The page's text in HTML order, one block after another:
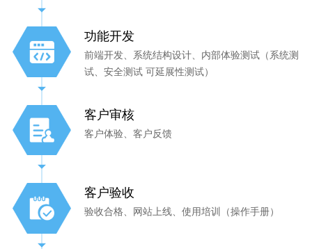
功能开发
前端开发、系统结构设计、内部体验测试（系统测
试、安全测试 可延展性测试）
客户审核
客户体验、客户反馈
客户验收
验收合格、网站上线、使用培训（操作手册）